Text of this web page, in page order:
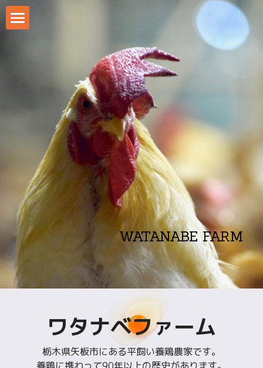
Daisy スケジュール
たまご
ファームの様子
お問い合わせ
POWERED BY
WATANABE FARM
ワタナベファーム
栃木県矢板市にある平飼い養鶏農家です。